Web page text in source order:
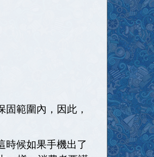
範圍內，因此，
時候如果手機出了